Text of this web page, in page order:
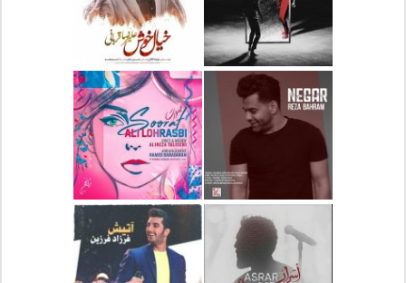
دانلود آلبوم جدید سیروان
خسروی بنام مونولوگ
دانلود آهنگ جدید علیرضا
قربانی بنام خیال خوش
دانلود آهنگ جدید رضا
بهرام بنام نگار
دانلود آهنگ جدید علی
لهراسبی بنام صورت